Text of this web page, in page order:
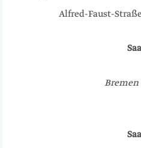
Alfred-Faust-Straße
Bremen